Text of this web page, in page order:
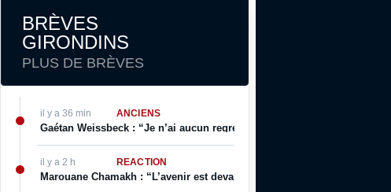
BRÈVES
GIRONDINS
PLUS DE BRÈVES
il y a 36 min ANCIENS
Gaétan Weissbeck : “Je n’ai aucun regret sur mon choix qui a été fait
il y a 2 h RÉACTION
Marouane Chamakh : “L’avenir est devant nous, et je serai bientôt prêt”